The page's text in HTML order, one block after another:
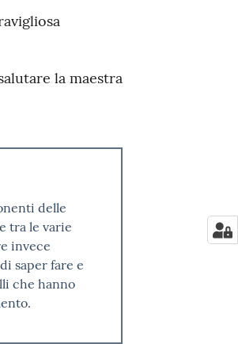
la maestra
delle
tra le varie
invece
saper fare e
che hanno